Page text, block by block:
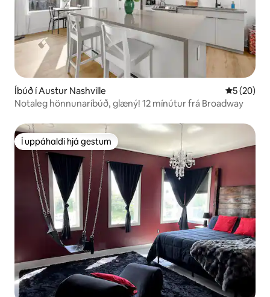
Íbúð í Austur Nashville 5 af 5 í
5 (20)
Notaleg hönnunaríbúð, glæný! 12 mínútur frá Broadway
Í uppáhaldi hjá gestum
Í uppáhaldi hjá gestum